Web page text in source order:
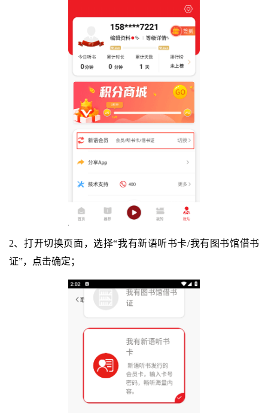
2、打开切换页面，选择“我有新语听书卡/我有图书馆借书
证”，点击确定；